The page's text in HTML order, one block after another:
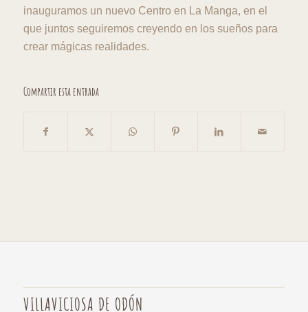
inauguramos un nuevo Centro en La Manga, en el
que juntos seguiremos creyendo en los sueños para
crear mágicas realidades.
Compartir esta entrada
VILLAVICIOSA DE ODÓN